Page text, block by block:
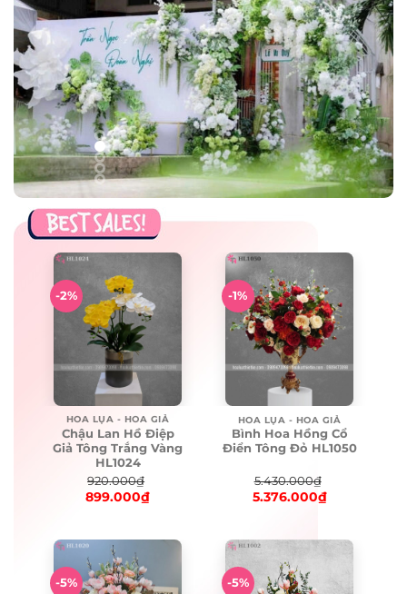
-2%
HOA LỤA - HOA GIẢ
Chậu Lan Hồ Điệp
Giả Tông Trắng Vàng
HL1024
920.000₫
Original
899.000₫
Current
-1%
HOA LỤA - HOA GIẢ
Bình Hoa Hồng Cổ
Điển Tông Đỏ HL1050
5.430.000₫
Original
5.430.000₫.
5.376.000₫
Current
5.376.000₫.
-5% -5%